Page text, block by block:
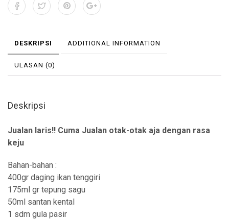
DESKRIPSI ADDITIONAL INFORMATION
ULASAN (0)
Deskripsi
Jualan laris!! Cuma Jualan otak-otak aja dengan rasa
keju
Bahan-bahan :
400gr daging ikan tenggiri
175ml gr tepung sagu
50ml santan kental
1 sdm gula pasir